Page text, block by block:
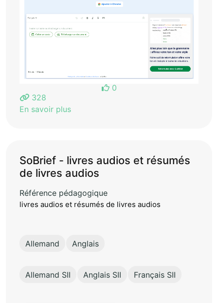
0
328
En savoir plus
SoBrief - livres audios et résumés
de livres audios
Référence pédagogique
livres audios et résumés de livres audios
Allemand Anglais
Allemand SII Anglais SII Français SII